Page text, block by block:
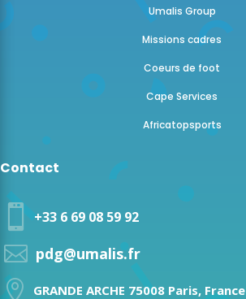
Umalis Group
Missions cadres
Coeurs de foot
Cape Services
Africatopsports
Contact
 +33 6 69 08 59 92
 pdg@umalis.fr
 GRANDE ARCHE 75008 Paris, France